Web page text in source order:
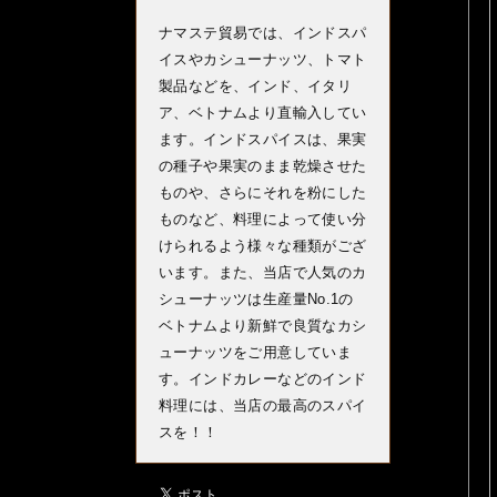
ナマステ貿易では、インドスパ
イスやカシューナッツ、トマト
製品などを、インド、イタリ
ア、ベトナムより直輸入してい
ます。インドスパイスは、果実
の種子や果実のまま乾燥させた
ものや、さらにそれを粉にした
ものなど、料理によって使い分
けられるよう様々な種類がござ
います。また、当店で人気のカ
シューナッツは生産量No.1の
ベトナムより新鮮で良質なカシ
ューナッツをご用意していま
す。インドカレーなどのインド
料理には、当店の最高のスパイ
スを！！